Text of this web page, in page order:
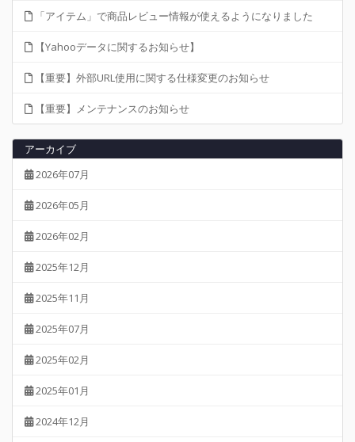
「アイテム」で商品レビュー情報が使えるようになりました
【Yahooデータに関するお知らせ】
【重要】外部URL使用に関する仕様変更のお知らせ
【重要】メンテナンスのお知らせ
アーカイブ
2026年07月
2026年05月
2026年02月
2025年12月
2025年11月
2025年07月
2025年02月
2025年01月
2024年12月